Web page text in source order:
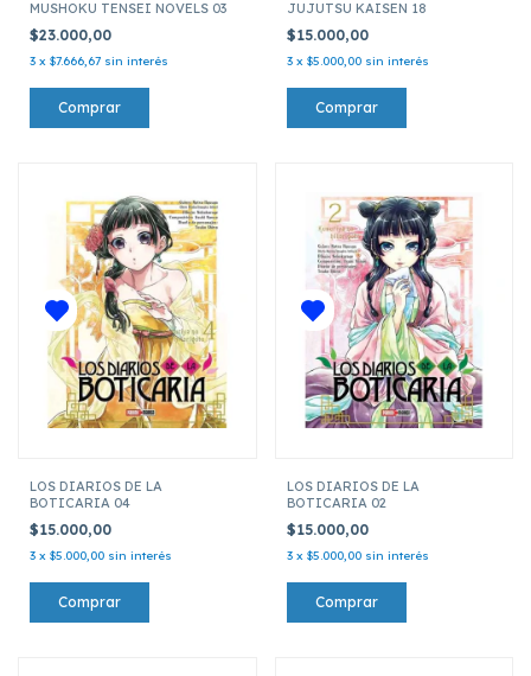
MUSHOKU TENSEI NOVELS 03
$23.000,00
3 x $7.666,67 sin interés
JUJUTSU KAISEN 18
$15.000,00
3 x $5.000,00 sin interés
LOS DIARIOS DE LA
BOTICARIA 04
$15.000,00
3 x $5.000,00 sin interés
LOS DIARIOS DE LA
BOTICARIA 02
$15.000,00
3 x $5.000,00 sin interés